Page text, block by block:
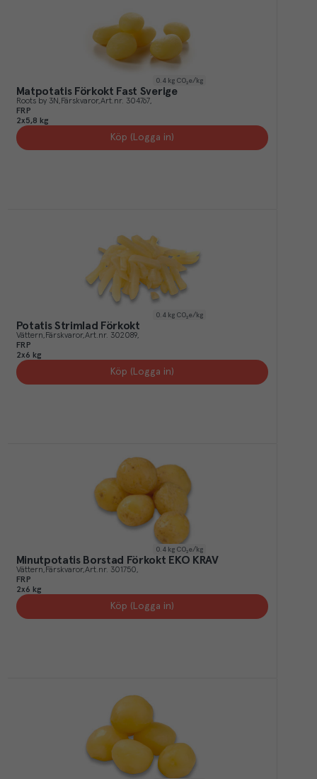
0.4 kg CO₂e/kg
Matpotatis Förkokt Fast Sverige
Roots by 3N Färskvaror Art.nr. 304767
FRP
2x5,8 kg
Köp (Logga in)
0.4 kg CO₂e/kg
Potatis Strimlad Förkokt
Vättern Färskvaror Art.nr. 302089
FRP
2x6 kg
Köp (Logga in)
0.4 kg CO₂e/kg
Minutpotatis Borstad Förkokt EKO KRAV
Vättern Färskvaror Art.nr. 301750
FRP
2x6 kg
Köp (Logga in)